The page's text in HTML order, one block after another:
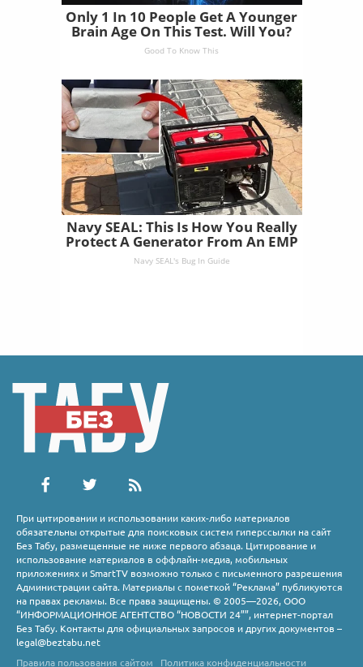
Only 1 In 10 People Get A Younger
Brain Age On This Test. Will You?
Good To Know This
Navy SEAL: This Is How You Really
Protect A Generator From An EMP
Navy SEAL's Bug In Guide
При цитировании и использовании каких-либо материалов
обязательны открытые для поисковых систем гиперссылки на сайт
Без Табу, размещенные не ниже первого абзаца. Цитирование и
использование материалов в оффлайн-медиа, мобильных
приложениях и SmartTV возможно только с письменного разрешения
Администрации сайта. Материалы с пометкой “Реклама” публикуются
на правах рекламы. Все права защищены. © 2005—2026, ООО
“ИНФОРМАЦИОННОЕ АГЕНТСТВО “НОВОСТИ 24””, интернет-портал
Без Табу. Контакты для официальных запросов и других документов –
legal@beztabu.net
Правила пользования сайтом
Политика конфиденциальности